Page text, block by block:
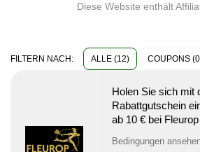
Diese Website enthält
FILTERN NACH: ALLE (12) COUPONS
Holen Sie sich mit
Rabattgutschein
ab 10 € bei Fleurop
Bedingungen